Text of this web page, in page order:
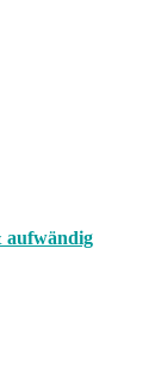
aufwändig